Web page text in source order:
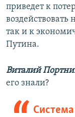
приведет к
так и к
Путина.
Виталий
его знали?